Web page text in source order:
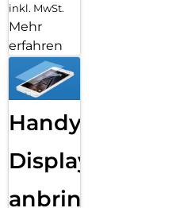
inkl. MwSt.
Mehr
erfahren
Handy
Displayfolie
anbringen